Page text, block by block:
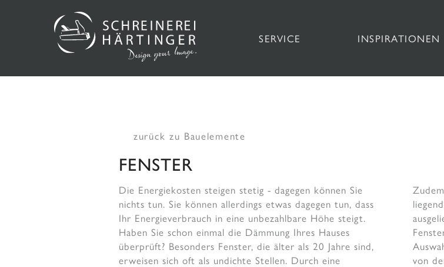
SERVICE INSPIRATIONEN
zurück zu Bauelemente
FENSTER
Die Energiekosten steigen stetig - dagegen können Sie
nichts tun. Sie können allerdings etwas dagegen tun, dass
Ihr Energieverbrauch in eine unbezahlbare Höhe steigt.
Haben Sie schon einmal die Dämmung Ihres Hauses
überprüft? Besonders Fenster, die älter als 20 Jahre sind,
erweisen sich oft als undichte Stellen. Durch eine
von